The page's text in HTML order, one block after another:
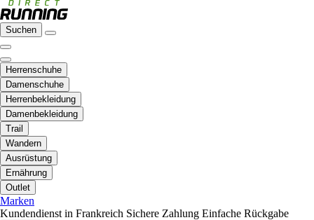
Suchen
Herrenschuhe
Damenschuhe
Herrenbekleidung
Damenbekleidung
Trail
Wandern
Ausrüstung
Ernährung
Outlet
Marken
Kundendienst in Frankreich Sichere Zahlung Einfache Rückgabe